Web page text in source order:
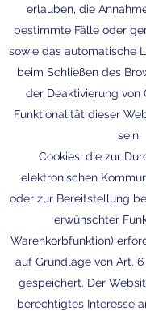
erlauben, die
bestimmte Fälle oder
sowie das automatische
beim Schließen des
der Deaktivierung von
Funktionalität dieser
sein.
Cookies, die zur
elektronischen
oder zur Bereitstellung
erwünschter
Warenkorbfunktion)
auf Grundlage von Art. 6
gespeichert. Der
berechtigtes Interesse